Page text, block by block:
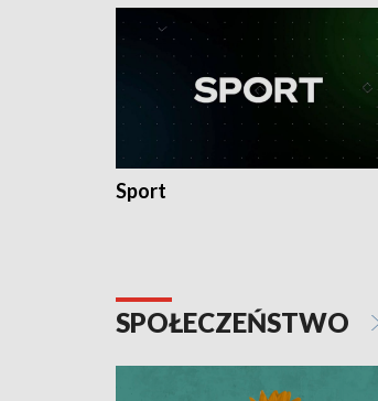
Sport
SPOŁECZEŃSTWO